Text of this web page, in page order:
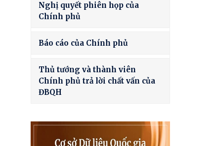
Nghị quyết phiên họp của
Chính phủ
Báo cáo của Chính phủ
Thủ tướng và thành viên
Chính phủ trả lời chất vấn của
ĐBQH